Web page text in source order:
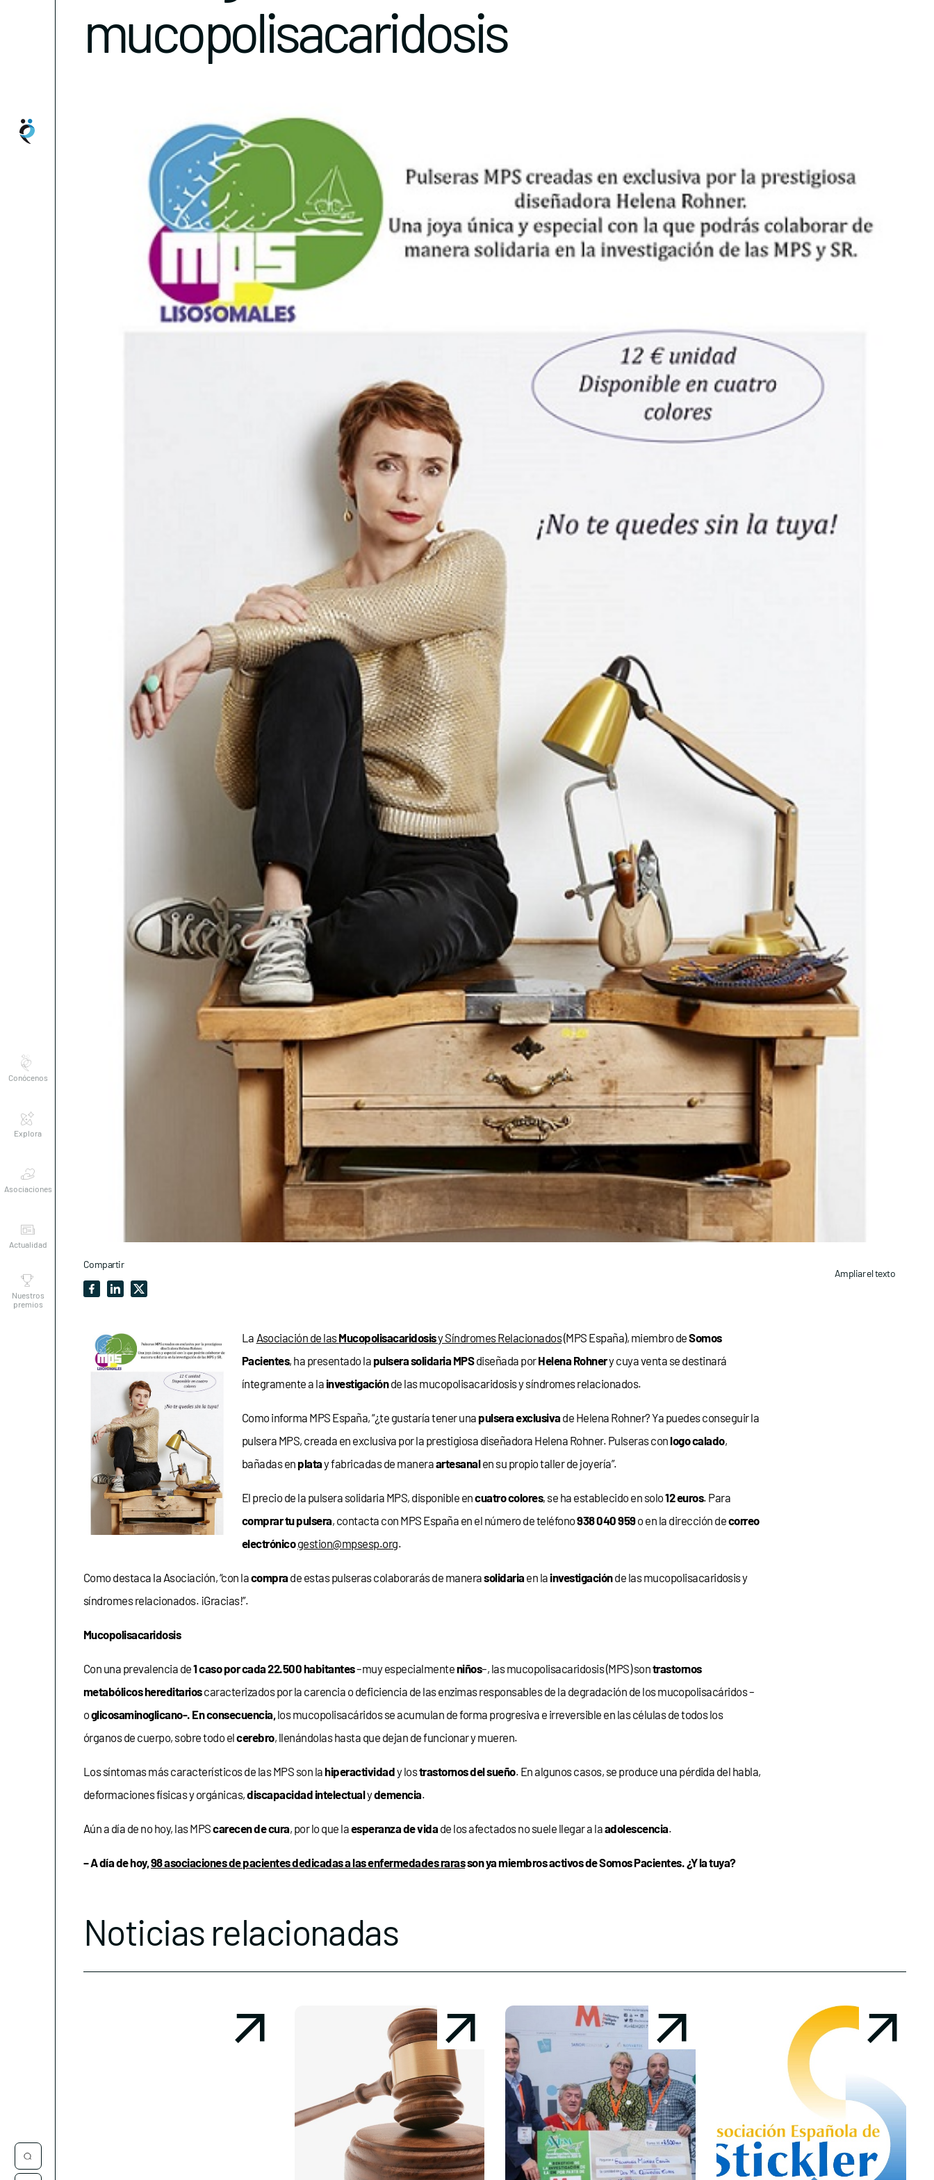
mucopolisacaridosis
Compartir
Ampliar el texto
La Asociación de lasMucopolisacaridosisy Síndromes Relacionados(MPS España), miembro deSomos
Pacientes, ha presentado la pulsera solidaria MPSdiseñada porHelena Rohnery cuya venta se destinará
íntegramente a la investigaciónde las mucopolisacaridosis y síndromes relacionados.
Como informa MPS España, “¿te gustaría tener una pulsera exclusiva de Helena Rohner? Ya puedes conseguir la
pulsera MPS, creada en exclusiva por la prestigiosa diseñadora Helena Rohner. Pulseras conlogo calado,
bañadas en platay fabricadas de maneraartesanalen su propio taller de joyería”.
El precio de la pulsera solidaria MPS, disponible encuatro colores, se ha establecido en solo12 euros. Para
comprar tu pulsera, contacta con MPS España en el número de teléfono938 040 959o en la dirección decorreo
electrónicogestion@mpsesp.org.
Como destaca la Asociación, “con lacompra de estas pulseras colaborarás de manerasolidaria en la investigaciónde las mucopolisacaridosis y
síndromes relacionados. ¡Gracias!”.
Mucopolisacaridosis
Con una prevalencia de1 caso por cada 22.500 habitantes–muy especialmenteniños–, las mucopolisacaridosis (MPS) sontrastornos
metabólicos hereditarioscaracterizados por la carencia o deficiencia de las enzimas responsables de la degradación de los mucopolisacáridos –
oglicosaminoglicano-. En consecuencia,los mucopolisacáridos se acumulan de forma progresiva e irreversible en las células de todos los
órganos de cuerpo, sobre todo elcerebro, llenándolas hasta que dejan de funcionar y mueren.
Los síntomas más característicos de las MPS son lahiperactividady lostrastornos del sueño. En algunos casos, se produce una pérdida del habla,
deformaciones físicas y orgánicas,discapacidad intelectualydemencia.
Aún a día de no hoy, las MPScarecen de cura, por lo que laesperanza de vida de los afectados no suele llegar a laadolescencia.
– A día de hoy,98 asociaciones de pacientes dedicadas a las enfermedades rarasson ya miembros activos de Somos Pacientes. ¿Y la tuya?
Noticias relacionadas